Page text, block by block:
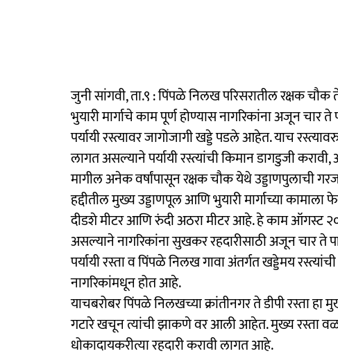
जुनी सांगवी, ता.९ : पिंपळे निलख परिसरातील रक्षक
भुयारी मार्गाचे काम पूर्ण होण्यास नागरिकांना अजून चार
पर्यायी रस्त्यावर जागोजागी खड्डे पडले आहेत. याच
लागत असल्याने पर्यायी रस्त्यांची किमान डागडुजी
मागील अनेक वर्षांपासून रक्षक चौक येथे उड्डाणपुलाची
हद्दीतील मुख्य उड्डाणपूल आणि भुयारी मार्गाच्या
दीडशे मीटर आणि रुंदी अठरा मीटर आहे. हे काम ऑगस्ट
असल्याने नागरिकांना सुखकर रहदारीसाठी अजून चार ते
पर्यायी रस्ता व पिंपळे निलख गावा अंतर्गत खड्डेमय
नागरिकांमधून होत आहे.
याचबरोबर पिंपळे निलखच्या क्रांतीनगर ते डीपी रस्ता
गटारे खचून त्यांची झाकणे वर आली आहेत. मुख्य रस्ता
धोकादायकरीत्या रहदारी करावी लागत आहे.